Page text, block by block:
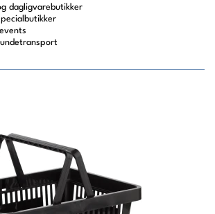
dagligvarebutikker